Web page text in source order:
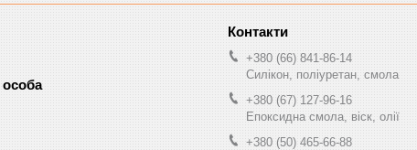
+380 (66) 841-86-14
Силікон, поліуретан, смола
+380 (67) 127-96-16
Епоксидна смола, віск, олії
+380 (50) 465-66-88